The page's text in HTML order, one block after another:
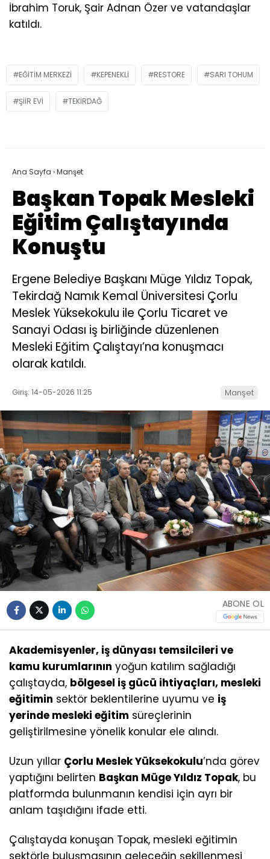
İbrahim Toruk, Şair Adnan Özer ve vatandaşlar
katıldı.
EĞITIM MERKEZI KEPENEKLI RESTORE SARI TOHUM
ŞIIR EVI TEKIRDAĞ
Ana Sayfa ›Manşet
Başkan Topak Mesleki
Eğitim Çalıştayında
Konuştu
Ergene Belediye Başkanı Müge Yıldız Topak,
Tekirdağ Namık Kemal Üniversitesi Çorlu
Meslek Yüksekokulu ile Çorlu Ticaret ve
Sanayi Odası iş birliğinde düzenlenen
Mesleki Eğitim Çalıştayı’na konuşmacı
olarak katıldı.
Giriş: 14-05-2026 11:25 Manşet
ABONE OL
Akademisyenler, iş dünyası temsilcileri ve
kamu kurumlarının yoğun katılım sağladığı
çalıştayda, bölgesel iş gücü ihtiyaçları, mesleki
eğitimin sektör beklentilerine uyumu ve iş
yerinde mesleki eğitim süreçlerinin
geliştirilmesine yönelik konular ele alındı.
Uzun yıllar Çorlu Meslek Yüksekokulu’nda görev
yaptığını belirten Başkan Müge Yıldız Topak, bu
platformda bulunmanın kendisi için ayrı bir
anlam taşıdığını ifade etti.
Çalıştayda konuşan Topak, mesleki eğitimin
sektörle buluşmasının geleceğin şekillenmesi